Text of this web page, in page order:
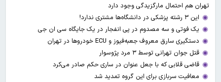
تهران هم احتمال مارگزیدگی وجود دارد
این ۳ رشته پزشکی در دانشگاه‌ها مشتری ندارد!
یک فوتی و سه مصدوم در پی انفجار در یک جایگاه سی ان جی
دستگیری سارق معروف جعبه‌فیوز و ECU خودروها در تهران
قتل جوان تهرانی توسط ۳ مرد پژوسوار
قاضی قلابی که با جعل عنوان در ساری حکم صادر می‌کرد
معافیت سربازی برای این گروه تمدید شد